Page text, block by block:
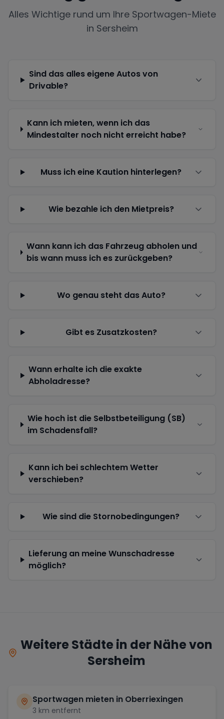
Alles Wichtige rund um Ihre Sportwagen-Miete
in Sersheim
Sind das alles eigene Autos von
Drivable?
Kann ich mieten, wenn ich das
Mindestalter noch nicht erreicht habe?
Muss ich eine Kaution hinterlegen?
Wie bezahle ich den Mietpreis?
Wann kann ich das Fahrzeug abholen und
bis wann muss ich es zurückgeben?
Wo genau steht das Auto?
Gibt es Zusatzkosten?
Wann erhalte ich die exakte
Abholadresse?
Wie hoch ist die Selbstbeteiligung (SB)
im Schadensfall?
Kann ich bei schlechtem Wetter
verschieben?
Wie sind die Stornobedingungen?
Lieferung an meine Wunschadresse
möglich?
Weitere Städte in der Nähe von
Sersheim
Sportwagen mieten in Oberriexingen
3 km entfernt